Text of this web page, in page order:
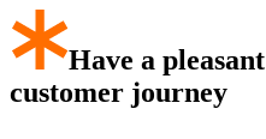
Have a pleasant
customer journey